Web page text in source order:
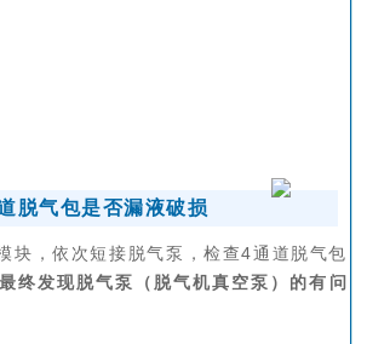
脱气包是否漏液破损
块，依次短接脱气泵，检查4通道脱气包
最终发现脱气泵（脱气机真空泵）的有问